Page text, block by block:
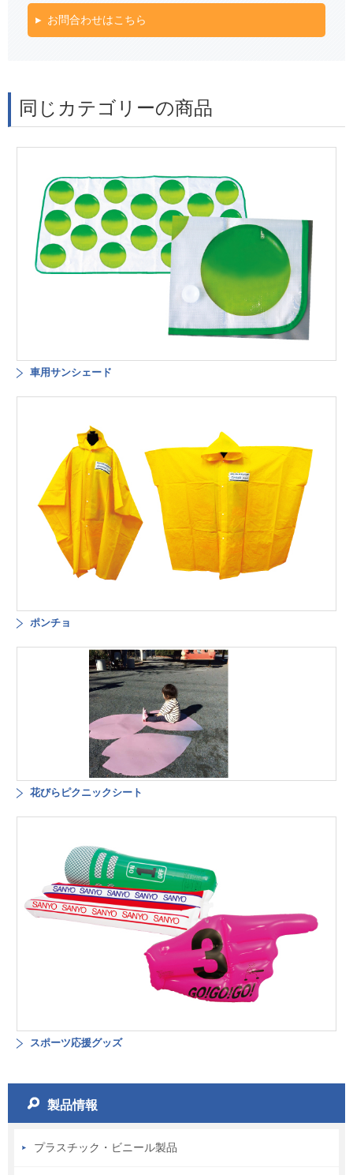
お問合わせはこちら
同じカテゴリーの商品
車用サンシェード
ポンチョ
花びらピクニックシート
スポーツ応援グッズ
製品情報
プラスチック・ビニール製品